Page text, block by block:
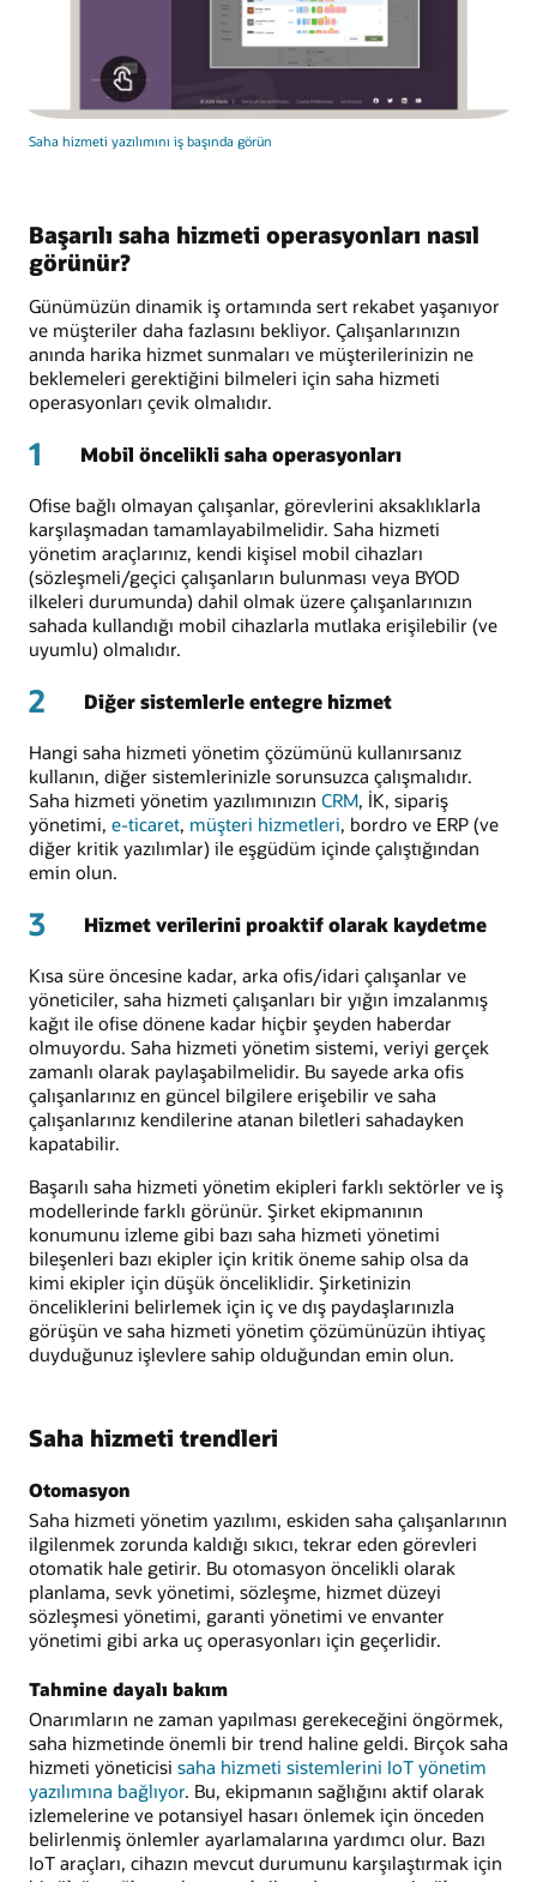
Saha hizmeti yazılımını iş başında görün
Başarılı saha hizmeti operasyonları nasıl
görünür?
Günümüzün dinamik iş ortamında sert rekabet yaşanıyor
ve müşteriler daha fazlasını bekliyor. Çalışanlarınızın
anında harika hizmet sunmaları ve müşterilerinizin ne
beklemeleri gerektiğini bilmeleri için saha hizmeti
operasyonları çevik olmalıdır.
1 Mobil öncelikli saha operasyonları
Ofise bağlı olmayan çalışanlar, görevlerini aksaklıklarla
karşılaşmadan tamamlayabilmelidir. Saha hizmeti
yönetim araçlarınız, kendi kişisel mobil cihazları
(sözleşmeli/geçici çalışanların bulunması veya BYOD
ilkeleri durumunda) dahil olmak üzere çalışanlarınızın
sahada kullandığı mobil cihazlarla mutlaka erişilebilir (ve
uyumlu) olmalıdır.
2 Diğer sistemlerle entegre hizmet
Hangi saha hizmeti yönetim çözümünü kullanırsanız
kullanın, diğer sistemlerinizle sorunsuzca çalışmalıdır.
Saha hizmeti yönetim yazılımınızın CRM, İK, sipariş
yönetimi, e-ticaret, müşteri hizmetleri, bordro ve ERP (ve
diğer kritik yazılımlar) ile eşgüdüm içinde çalıştığından
emin olun.
3 Hizmet verilerini proaktif olarak kaydetme
Kısa süre öncesine kadar, arka ofis/idari çalışanlar ve
yöneticiler, saha hizmeti çalışanları bir yığın imzalanmış
kağıt ile ofise dönene kadar hiçbir şeyden haberdar
olmuyordu. Saha hizmeti yönetim sistemi, veriyi gerçek
zamanlı olarak paylaşabilmelidir. Bu sayede arka ofis
çalışanlarınız en güncel bilgilere erişebilir ve saha
çalışanlarınız kendilerine atanan biletleri sahadayken
kapatabilir.
Başarılı saha hizmeti yönetim ekipleri farklı sektörler ve iş
modellerinde farklı görünür. Şirket ekipmanının
konumunu izleme gibi bazı saha hizmeti yönetimi
bileşenleri bazı ekipler için kritik öneme sahip olsa da
kimi ekipler için düşük önceliklidir. Şirketinizin
önceliklerini belirlemek için iç ve dış paydaşlarınızla
görüşün ve saha hizmeti yönetim çözümünüzün ihtiyaç
duyduğunuz işlevlere sahip olduğundan emin olun.
Saha hizmeti trendleri
Otomasyon
Saha hizmeti yönetim yazılımı, eskiden saha çalışanlarının
ilgilenmek zorunda kaldığı sıkıcı, tekrar eden görevleri
otomatik hale getirir. Bu otomasyon öncelikli olarak
planlama, sevk yönetimi, sözleşme, hizmet düzeyi
sözleşmesi yönetimi, garanti yönetimi ve envanter
yönetimi gibi arka uç operasyonları için geçerlidir.
Tahmine dayalı bakım
Onarımların ne zaman yapılması gerekeceğini öngörmek,
saha hizmetinde önemli bir trend haline geldi. Birçok saha
hizmeti yöneticisi saha hizmeti sistemlerini IoT yönetim
yazılımına bağlıyor. Bu, ekipmanın sağlığını aktif olarak
izlemelerine ve potansiyel hasarı önlemek için önceden
belirlenmiş önlemler ayarlamalarına yardımcı olur. Bazı
IoT araçları, cihazın mevcut durumunu karşılaştırmak için